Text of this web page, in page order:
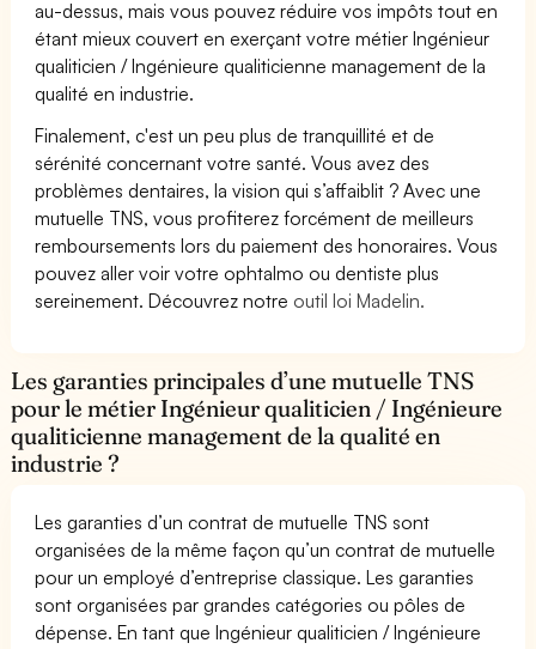
au-dessus, mais vous pouvez réduire vos impôts tout en
étant mieux couvert en exerçant votre métier Ingénieur
qualiticien / Ingénieure qualiticienne management de la
qualité en industrie.
Finalement, c'est un peu plus de tranquillité et de
sérénité concernant votre santé. Vous avez des
problèmes dentaires, la vision qui s’affaiblit ? Avec une
mutuelle TNS, vous profiterez forcément de meilleurs
remboursements lors du paiement des honoraires. Vous
pouvez aller voir votre ophtalmo ou dentiste plus
sereinement. Découvrez notre outil loi Madelin.
Les garanties principales d’une mutuelle TNS
pour le métier Ingénieur qualiticien / Ingénieure
qualiticienne management de la qualité en
industrie ?
Les garanties d’un contrat de mutuelle TNS sont
organisées de la même façon qu’un contrat de mutuelle
pour un employé d’entreprise classique. Les garanties
sont organisées par grandes catégories ou pôles de
dépense. En tant que Ingénieur qualiticien / Ingénieure